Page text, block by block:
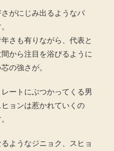
がにじみ出るようなパ
さも有りながら、代表と
から注目を浴びるように
の強さが。
ートにぶつかってくる男
ョンは惹かれていくの
ようなジニョク、スヒョ